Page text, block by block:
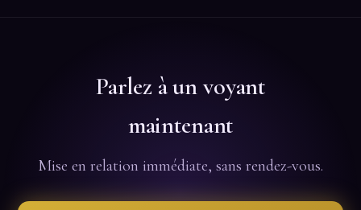
Parlez à un voyant
maintenant
Mise en relation immédiate, sans rendez-vous.